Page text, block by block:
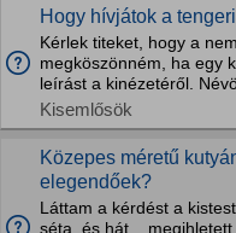
Hogy hívjátok a
Kérlek titeket, hogy a
megköszönném, ha egy
leírást a kinézetéről.
Kisemlősök
Közepes méretű
elegendőek?
Láttam a kérdést a
séta, és hát...